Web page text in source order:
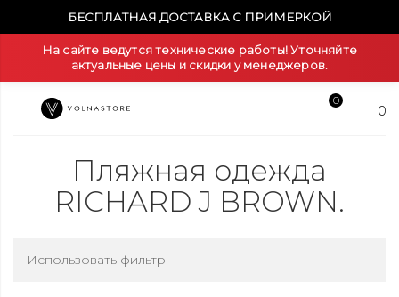
БЕСПЛАТНАЯ ДОСТАВКА С ПРИМЕРКОЙ
На сайте ведутся технические работы! Уточняйте
актуальные цены и скидки у менеджеров.
0
0
Пляжная одежда
RICHARD J BROWN.
Использовать фильтр